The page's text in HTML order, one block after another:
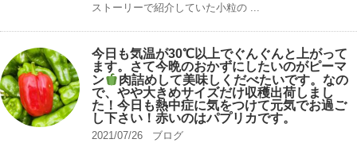
ストーリーで紹介していた小粒の ...
今日も気温が30℃以上でぐんぐんと上がって
ます。さて今晩のおかずにしたいのがピーマ
ン
肉詰めして美味しくだべたいです。なの
で、やや大きめサイズだけ収穫出荷しまし
た！今日も熱中症に気をつけて元気でお過ご
し下さい！赤いのはパプリカです。
2021/07/26
ブログ